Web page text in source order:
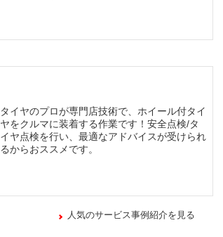
タイヤのプロが専門店技術で、ホイール付タイ
ヤをクルマに装着する作業です！安全点検/タ
イヤ点検を行い、最適なアドバイスが受けられ
るからおススメです。
人気のサービス事例紹介を見る